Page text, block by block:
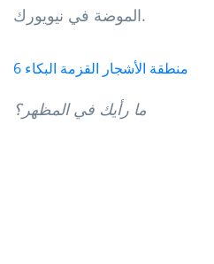
الموضة في نيويورك.
منطقة الأشجار القزمة البكاء 6
ما رأيك في المظهر؟